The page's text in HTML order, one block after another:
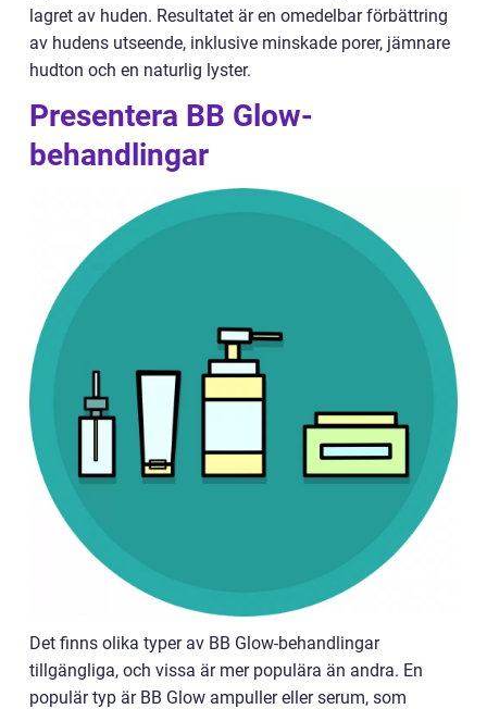
lagret av huden. Resultatet är en omedelbar förbättring
av hudens utseende, inklusive minskade porer, jämnare
hudton och en naturlig lyster.
Presentera BB Glow-
behandlingar
Det finns olika typer av BB Glow-behandlingar
tillgängliga, och vissa är mer populära än andra. En
populär typ är BB Glow ampuller eller serum, som